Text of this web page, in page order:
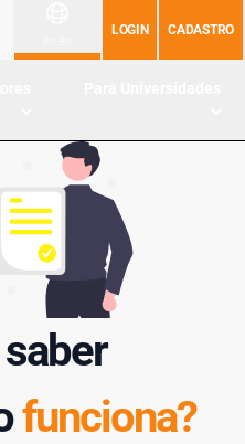
LOGIN CADASTRO
funciona?